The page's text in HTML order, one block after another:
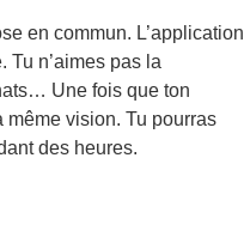
en commun. L’application
Tu n’aimes pas la
Une fois que ton
même vision. Tu pourras
des heures.